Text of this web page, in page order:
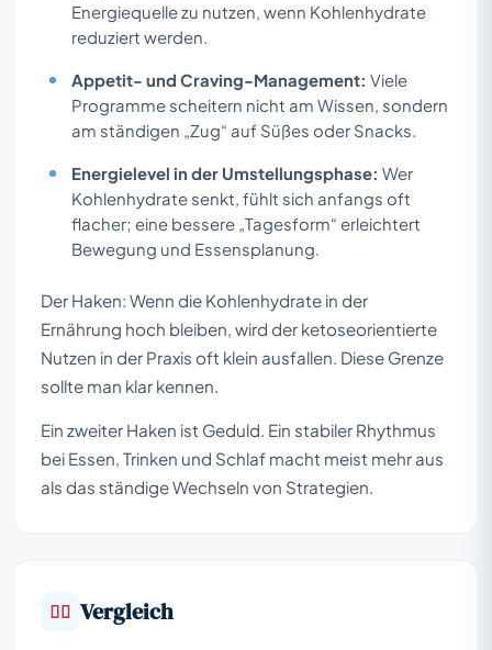
Energiequelle zu nutzen, wenn Kohlenhydrate
reduziert werden.
Appetit- und Craving-Management: Viele
Programme scheitern nicht am Wissen, sondern
am ständigen „Zug“ auf Süßes oder Snacks.
Energielevel in der Umstellungsphase: Wer
Kohlenhydrate senkt, fühlt sich anfangs oft
flacher; eine bessere „Tagesform“ erleichtert
Bewegung und Essensplanung.
Der Haken: Wenn die Kohlenhydrate in der
Ernährung hoch bleiben, wird der ketoseorientierte
Nutzen in der Praxis oft klein ausfallen. Diese Grenze
sollte man klar kennen.
Ein zweiter Haken ist Geduld. Ein stabiler Rhythmus
bei Essen, Trinken und Schlaf macht meist mehr aus
als das ständige Wechseln von Strategien.
Vergleich